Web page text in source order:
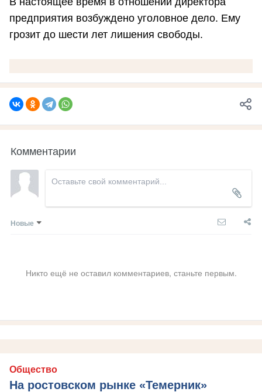
предприятия возбуждено уголовное дело. Ему
грозит до шести лет лишения свободы.
Комментарии
Новые
Никто ещё не оставил комментариев, станьте первым.
Общество
На ростовском рынке «Темерник»